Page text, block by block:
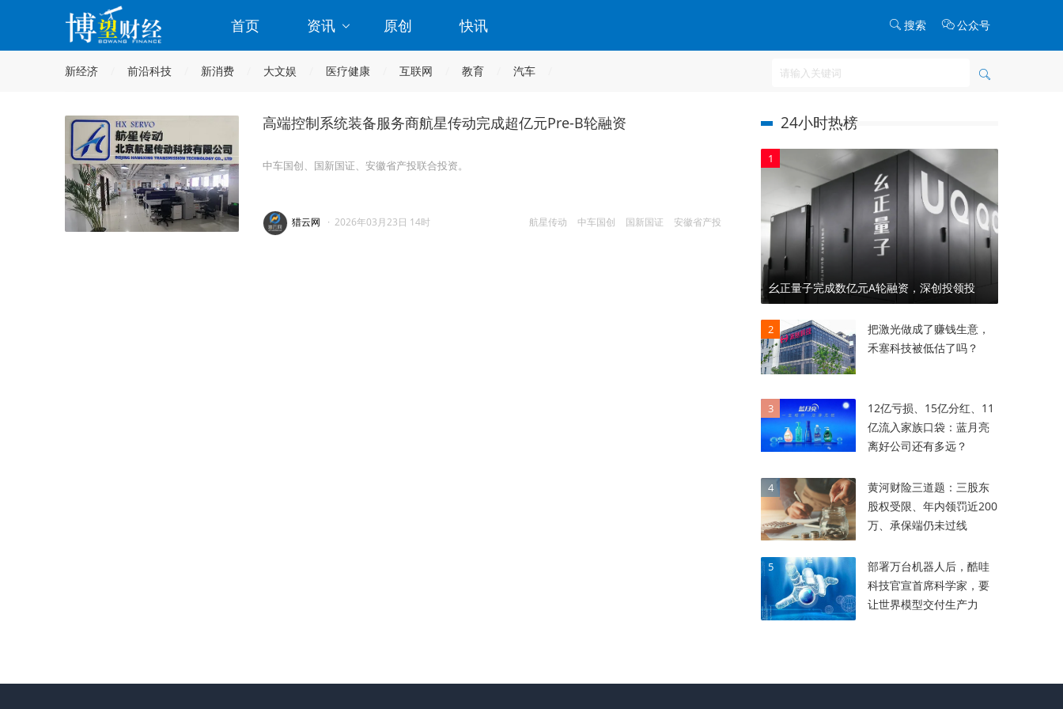
首页 资讯 原创 快讯 搜索 公众号
新经济 前沿科技 新消费 大文娱 医疗健康 互联网 教育 汽车
高端控制系统装备服务商航星传动完成超亿元Pre-B轮融资
中车国创、国新国证、安徽省产投联合投资。
航星传动 中车国创 国新国证 安徽省产投
猎云网 · 2026年03月23日 14时
24小时热榜
1
幺正量子完成数亿元A轮融资，深创投领投
2
把激光做成了赚钱生意，
禾塞科技被低估了吗？
3
12亿亏损、15亿分红、11
亿流入家族口袋：蓝月亮
离好公司还有多远？
4
黄河财险三道题：三股东
股权受限、年内领罚近200
万、承保端仍未过线
5
部署万台机器人后，酷哇
科技官宣首席科学家，要
让世界模型交付生产力